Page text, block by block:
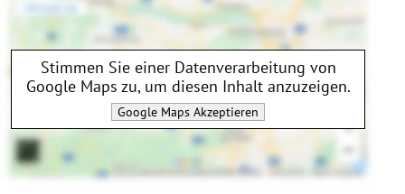
Stimmen Sie einer Datenverarbeitung von
Google Maps zu, um diesen Inhalt anzuzeigen.
Google Maps Akzeptieren